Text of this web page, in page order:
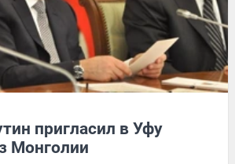
пригласил в Уфу
Монголии